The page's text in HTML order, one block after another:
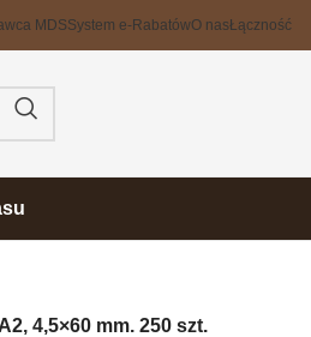
MDSSystem e-RabatówO nasŁączność
4,5×60 mm. 250 szt.